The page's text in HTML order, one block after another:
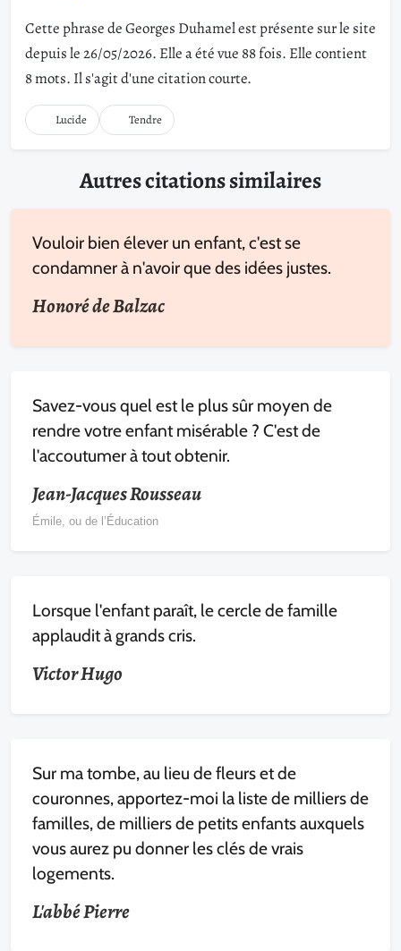
Cette phrase de Georges Duhamel est présente sur le site
depuis le 26/05/2026. Elle a été vue 88 fois. Elle contient
8 mots. Il s'agit d'une citation courte.
Lucide Tendre
Autres citations similaires
Vouloir bien élever un enfant, c'est se
condamner à n'avoir que des idées justes.
Honoré de Balzac
Savez-vous quel est le plus sûr moyen de
rendre votre enfant misérable ? C'est de
l'accoutumer à tout obtenir.
Jean-Jacques Rousseau
Émile, ou de l’Éducation
Lorsque l'enfant paraît, le cercle de famille
applaudit à grands cris.
Victor Hugo
Sur ma tombe, au lieu de fleurs et de
couronnes, apportez-moi la liste de milliers de
familles, de milliers de petits enfants auxquels
vous aurez pu donner les clés de vrais
logements.
L'abbé Pierre